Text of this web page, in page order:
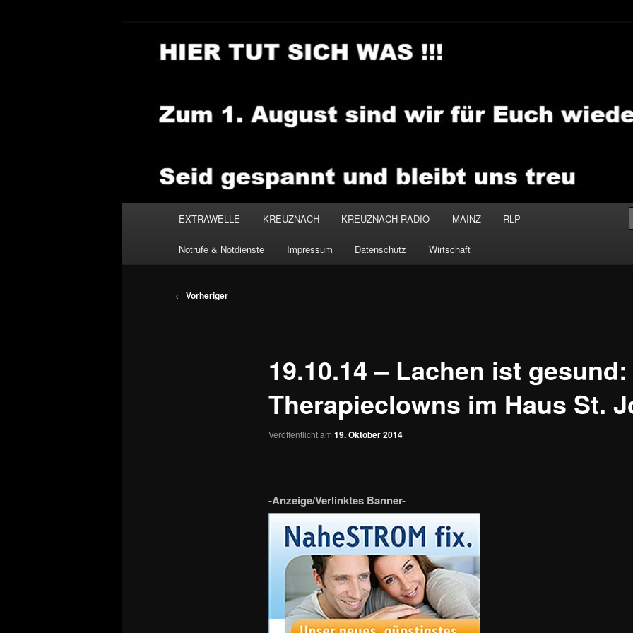
EXTRAWELLE KREUZNACH KREUZNACH RADIO MAINZ RLP
Notrufe & Notdienste Impressum Datenschutz Wirtschaft
Beitragsnavigation
← Vorheriger
19.10.14 – Lachen ist gesund:
Therapieclowns im Haus St.
Veröffentlicht am 19. Oktober 2014
-Anzeige/Verlinktes Banner-